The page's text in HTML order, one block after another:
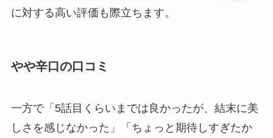
に対する高い評価も際立ちます。
やや辛口の口コミ
一方で「5話目くらいまでは良かったが、結末に美
しさを感じなかった」「ちょっと期待しすぎたか